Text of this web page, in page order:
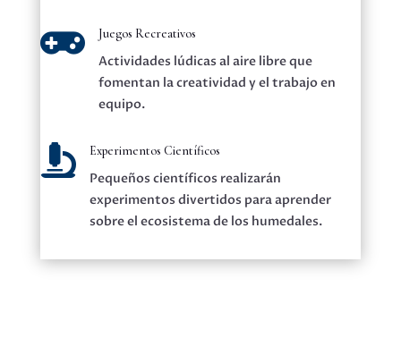
 Juegos Recreativos
Actividades lúdicas al aire libre que
fomentan la creatividad y el trabajo en
equipo.
 Experimentos Científicos
Pequeños científicos realizarán
experimentos divertidos para aprender
sobre el ecosistema de los humedales.